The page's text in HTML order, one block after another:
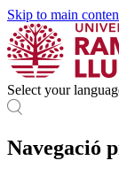
Skip to main
Select your
Navegació